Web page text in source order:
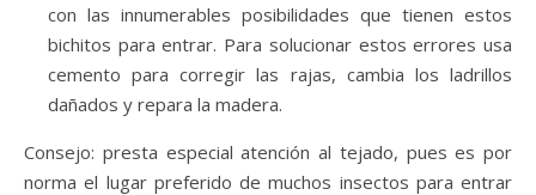
con las innumerables posibilidades que tienen estos
bichitos para entrar. Para solucionar estos errores usa
cemento para corregir las rajas, cambia los ladrillos
dañados y repara la madera.
Consejo: presta especial atención al tejado, pues es por
norma el lugar preferido de muchos insectos para entrar